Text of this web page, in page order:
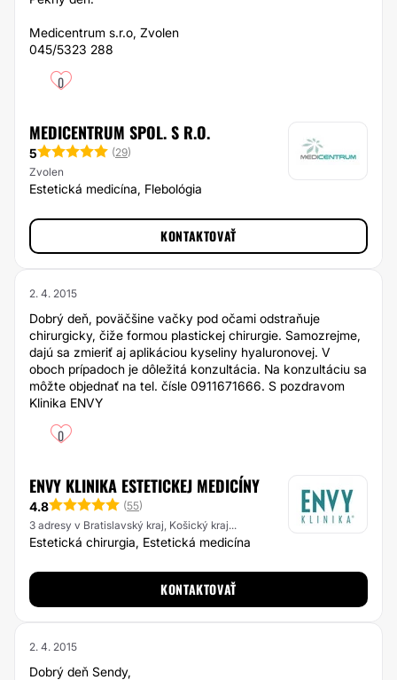
Medicentrum s.r.o, Zvolen
045/5323 288
0
MEDICENTRUM SPOL. S R.O.
5 (29)
Zvolen
Estetická medicína, Flebológia
KONTAKTOVAŤ
2. 4. 2015
Dobrý deň, poväčšine vačky pod očami odstraňuje
chirurgicky, čiže formou plastickej chirurgie. Samozrejme,
dajú sa zmieriť aj aplikáciou kyseliny hyaluronovej. V
oboch prípadoch je dôležitá konzultácia. Na konzultáciu sa
môžte objednať na tel. čísle 0911671666. S pozdravom
Klinika ENVY
0
ENVY KLINIKA ESTETICKEJ MEDICÍNY
4.8 (55)
3 adresy v Bratislavský kraj, Košický kraj...
Estetická chirurgia, Estetická medicína
KONTAKTOVAŤ
2. 4. 2015
Dobrý deň Sendy,